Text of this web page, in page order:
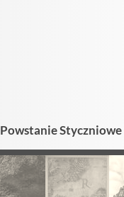
Powstanie Styczniowe